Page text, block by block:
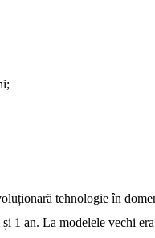
;
tehnologie în
1 an. La modelele vechi